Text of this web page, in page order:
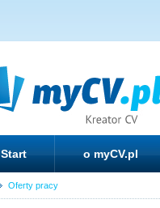
Start o myCV.pl
Oferty pracy